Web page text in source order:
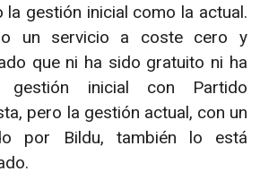
gestión inicial como la actual.
un servicio a coste cero y
que ni ha sido gratuito ni ha
gestión inicial con Partido
pero la gestión actual, con un
por Bildu, también lo está